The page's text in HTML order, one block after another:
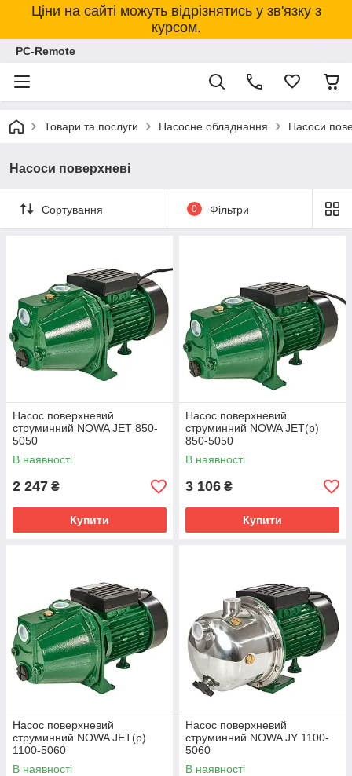
Ціни на сайті можуть відрізнятись у зв'язку з
курсом.
PC-Remote
Товари та послуги Насосне обладнання Насоси
Насоси поверхневі
Сортування 0 Фільтри
Насос поверхневий
струминний NOWA JET 850-
5050
В наявності
2 247 ₴
Купити
Насос поверхневий
струминний NOWA JET(p)
850-5050
В наявності
3 106 ₴
Купити
Насос поверхневий
струминний NOWA JET(p)
1100-5060
В наявності
Насос поверхневий
струминний NOWA JY 1100-
5060
В наявності